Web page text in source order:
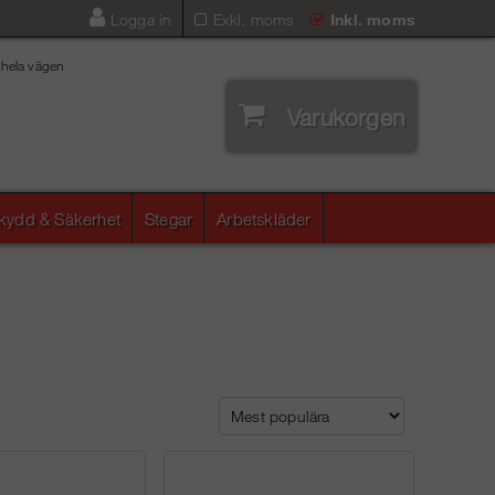
Exkl. moms Inkl. moms
Logga in
vägen
Varukorgen
& Säkerhet Stegar Arbetskläder